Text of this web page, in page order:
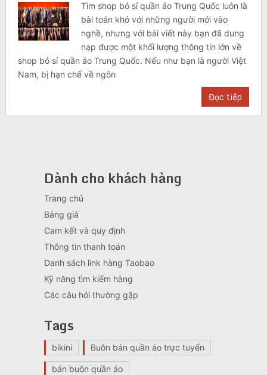
Tìm shop bỏ sỉ quần áo Trung Quốc luôn là
bài toán khó với những người mới vào
nghề, nhưng với bài viết này bạn đã dung
nạp được một khối lượng thông tin lớn về
shop bỏ sỉ quần áo Trung Quốc. Nếu như bạn là người Việt
Nam, bị hạn chế về ngôn
Đọc tiếp
Dành cho khách hàng
Trang chủ
Bảng giá
Cam kết và quy định
Thông tin thanh toán
Danh sách link hàng Taobao
Kỹ năng tìm kiếm hàng
Các câu hỏi thường gặp
Tags
bikini Buôn bán quần áo trực tuyến
bán buôn quần áo